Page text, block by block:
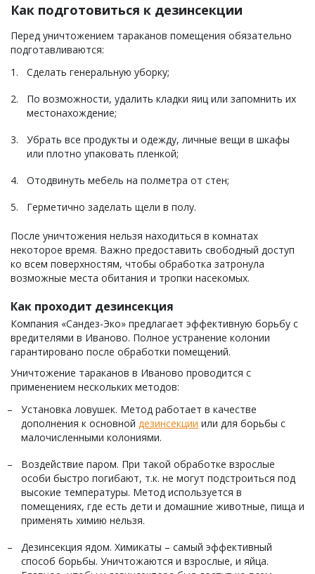
Как подготовиться к дезинсекции
Перед уничтожением тараканов помещения обязательно
подготавливаются:
Сделать генеральную уборку;
По возможности, удалить кладки яиц или запомнить их
местонахождение;
Убрать все продукты и одежду, личные вещи в шкафы
или плотно упаковать пленкой;
Отодвинуть мебель на полметра от стен;
Герметично заделать щели в полу.
После уничтожения нельзя находиться в комнатах
некоторое время. Важно предоставить свободный доступ
ко всем поверхностям, чтобы обработка затронула
возможные места обитания и тропки насекомых.
Как проходит дезинсекция
Компания «Сандез-Эко» предлагает эффективную борьбу с
вредителями в Иваново. Полное устранение колонии
гарантировано после обработки помещений.
Уничтожение тараканов в Иваново проводится с
применением нескольких методов:
Установка ловушек. Метод работает в качестве
дополнения к основной дезинсекции или для борьбы с
малочисленными колониями.
Воздействие паром. При такой обработке взрослые
особи быстро погибают, т.к. не могут подстроиться под
высокие температуры. Метод используется в
помещениях, где есть дети и домашние животные, пища и
применять химию нельзя.
Дезинсекция ядом. Химикаты – самый эффективный
способ борьбы. Уничтожаются и взрослые, и яйца.